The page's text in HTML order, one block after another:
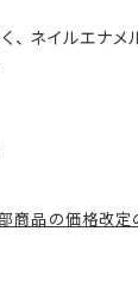
、 ネイルエナ
商品の価格改定